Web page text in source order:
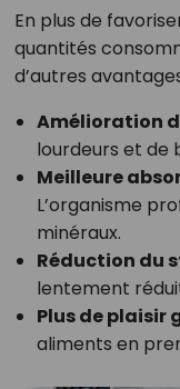
En plus de
quantités
d’autres
Amélioration
lourdeurs et de
Meilleure
L’organisme
minéraux.
Réduction du
lentement
Plus de plaisir
aliments en